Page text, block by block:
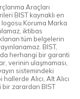
Araçları
BIST kaynaklı en
Koruma Marka
iktibas
tüm belgelerin
BIST,
herhangi bir garanti
verinin ulaşmaması,
sistemindeki
Alıcı, Alt Alıcı
bir zarardan BIST